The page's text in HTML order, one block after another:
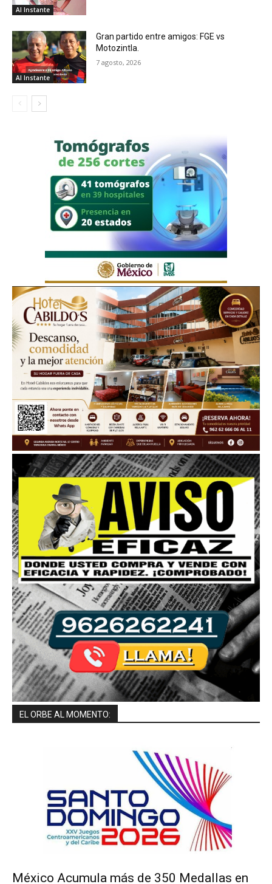
Al Instante
Al Instante
Gran partido entre amigos: FGE vs
Motozintla.
7 agosto, 2026
EL ORBE AL MOMENTO:
México Acumula más de 350 Medallas en